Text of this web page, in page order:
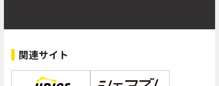
関連サイト